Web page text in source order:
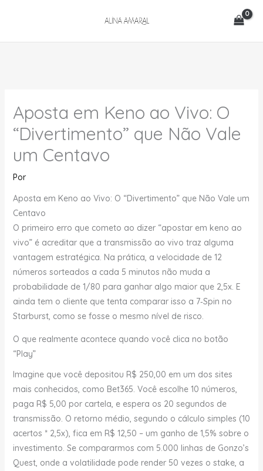
Aposta em Keno ao Vivo: O
“Divertimento” que Não Vale
um Centavo
Por
Aposta em Keno ao Vivo: O “Divertimento” que Não Vale um
Centavo
O primeiro erro que cometo ao dizer “apostar em keno ao
vivo” é acreditar que a transmissão ao vivo traz alguma
vantagem estratégica. Na prática, a velocidade de 12
números sorteados a cada 5 minutos não muda a
probabilidade de 1/80 para ganhar algo maior que 2,5x. E
ainda tem o cliente que tenta comparar isso a 7‑Spin no
Starburst, como se fosse o mesmo nível de risco.
O que realmente acontece quando você clica no botão
“Play”
Imagine que você depositou R$ 250,00 em um dos sites
mais conhecidos, como Bet365. Você escolhe 10 números,
paga R$ 5,00 por cartela, e espera os 20 segundos de
transmissão. O retorno médio, segundo o cálculo simples (10
acertos * 2,5x), fica em R$ 12,50 – um ganho de 1,5% sobre o
investimento. Se compararmos com 5.000 linhas de Gonzo’s
Quest, onde a volatilidade pode render 50 vezes o stake, a